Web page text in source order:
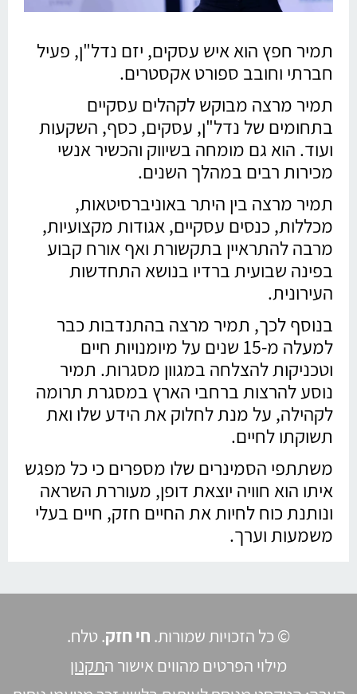
תמיר חפץ הוא איש עסקים, יזם נדל"ן, פעיל
חברתי וחובב ספורט אקסטרים.
תמיר מרצה מבוקש לקהלים עסקיים
בתחומים של נדל"ן, עסקים, כסף, השקעות
ועוד. הוא גם מומחה בשיווק והכשיר אנשי
מכירות רבים במהלך השנים.
תמיר מרצה בין היתר באוניברסיטאות,
מכללות, כנסים עסקיים, אגודות מקצועיות,
מרבה להתראיין בתקשורת ואף אורח קבוע
בפינה שבועית ברדיו בנושא התחדשות
העירונית.
בנוסף לכך, תמיר מרצה בהתנדבות כבר
למעלה מ-15 שנים על מיומנויות חיים
וטכניקות להצלחה במגוון מסגרות. תמיר
נוסע להרצות ברחבי הארץ במסגרת תרומה
לקהילה, על מנת לחלוק את הידע שלו ואת
תשוקתו לחיים.
משתתפי הסמינרים שלו מספרים כי כל מפגש
איתו הוא חוויה יוצאת דופן, מעוררת השראה
ונותנת כוח לחיות את החיים חזק, חיים בעלי
משמעות וערך.
© כל הזכויות שמורות. חי חזק. טלח.
מילוי הפרטים מהווים אישור התקנון